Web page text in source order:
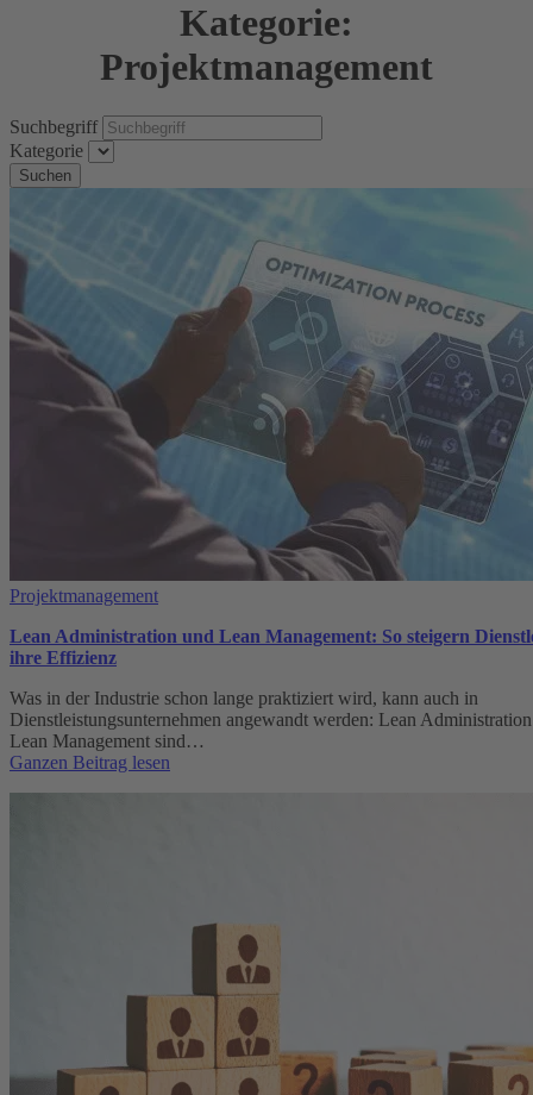
Kategorie:
Projektmanagement
Suchbegriff
Kategorie
Suchen
Projektmanagement
Lean Administration und Lean Management: So steigern
ihre Effizienz
Was in der Industrie schon lange praktiziert wird, kann auch in
Dienstleistungsunternehmen angewandt werden: Lean
Lean Management sind…
Ganzen Beitrag lesen
Dienstleister
Effizienz